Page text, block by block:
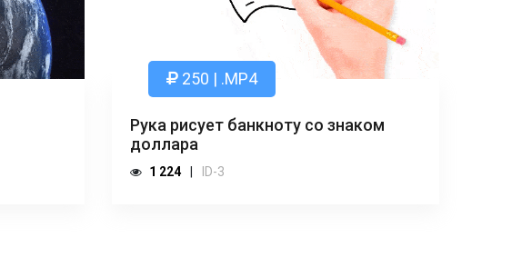
250 | .MP4
Рука рисует банкноту со знаком
доллара
1 224 ID-3